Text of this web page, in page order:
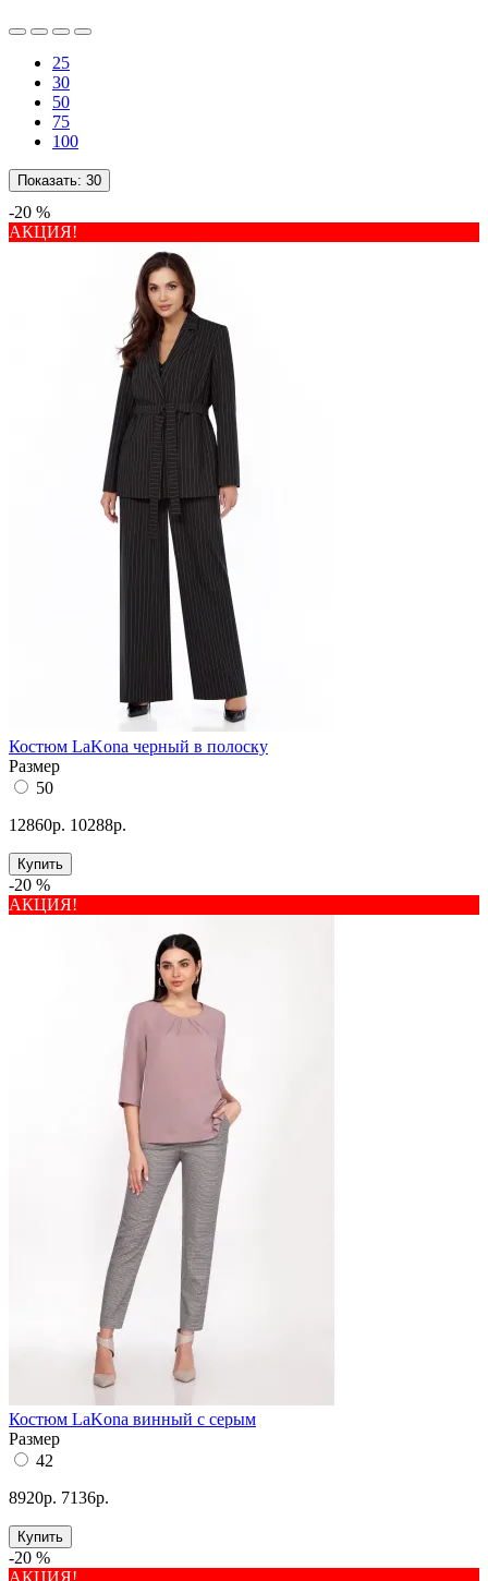
25
30
50
75
100
Показать: 30
-20 %
АКЦИЯ!
Костюм LaKona черный в полоску
Размер
50
12860р. 10288р.
Купить
-20 %
АКЦИЯ!
Костюм LaKona винный с серым
Размер
42
8920р. 7136р.
Купить
-20 %